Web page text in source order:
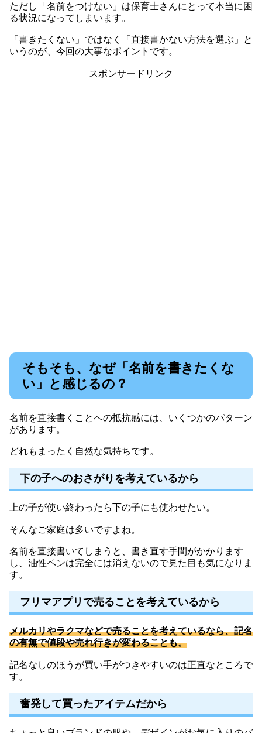
ただし「名前をつけない」は保育士さんにとって本当に困
る状況になってしまいます。
「書きたくない」ではなく「直接書かない方法を選ぶ」と
いうのが、今回の大事なポイントです。
スポンサードリンク
そもそも、なぜ「名前を書きたくな
い」と感じるの？
名前を直接書くことへの抵抗感には、いくつかのパターン
があります。
どれもまったく自然な気持ちです。
下の子へのおさがりを考えているから
上の子が使い終わったら下の子にも使わせたい。
そんなご家庭は多いですよね。
名前を直接書いてしまうと、書き直す手間がかかります
し、油性ペンは完全には消えないので見た目も気になりま
す。
フリマアプリで売ることを考えているから
メルカリやラクマなどで売ることを考えているなら、記名
の有無で値段や売れ行きが変わることも。
記名なしのほうが買い手がつきやすいのは正直なところで
す。
奮発して買ったアイテムだから